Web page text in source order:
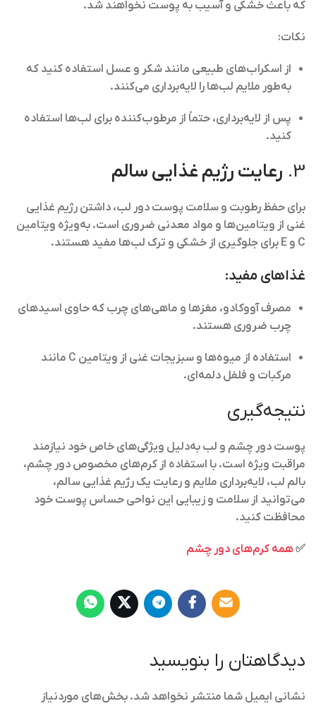
که باعث خشکی و آسیب به پوست نخواهند شد.
نکات:
از اسکراب‌های طبیعی مانند شکر و عسل استفاده کنید که
به‌طور ملایم لب‌ها را لایه‌برداری می‌کنند.
پس از لایه‌برداری، حتماً از مرطوب‌کننده برای لب‌ها استفاده
کنید.
3. رعایت رژیم غذایی سالم
برای حفظ رطوبت و سلامت پوست دور لب، داشتن رژیم غذایی
غنی از ویتامین‌ها و مواد معدنی ضروری است. به‌ویژه ویتامین
C و E برای جلوگیری از خشکی و ترک لب‌ها مفید هستند.
غذاهای مفید:
مصرفآووکادو، مغزها و ماهی‌های چرب که حاوی اسیدهای
چرب ضروری هستند.
استفاده از میوه‌ها و سبزیجات غنی از ویتامین C
مانند
مرکبات و فلفل دلمه‌ای.
نتیجه‌گیری
پوست دور چشم و لب به‌دلیل ویژگی‌های خاص خود نیازمند
مراقبت ویژه است. با استفاده از کرم‌های مخصوص دور چشم،
بالم لب، لایه‌برداری ملایم و رعایت یک رژیم غذایی سالم،
می‌توانید از سلامت و زیبایی این نواحی حساس پوست خود
محافظت کنید.
✅همه کرم‌های دور چشم
دیدگاهتان را بنویسید
نشانی ایمیل شما منتشر نخواهد شد. بخش‌های موردنیاز